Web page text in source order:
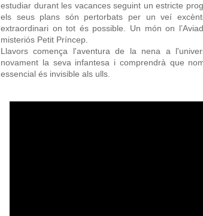
estudiar durantles vacances seguint un estricte
els seus plans són pertorbats per un veí
extraordinari on tot éspossible. Un món on
misteriós Petit Príncep.
Llavors comença l'aventura de la nena a
novament la seva infantesa i comprendrà que
essencial és invisible als ulls.